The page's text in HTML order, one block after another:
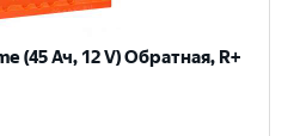
(45 Ач, 12 V) Обратная, R+